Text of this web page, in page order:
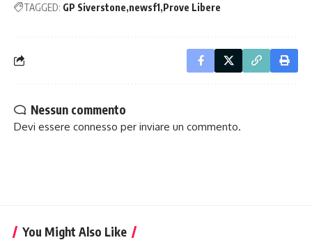
TAGGED: GP Siverstone newsf1 Prove Libere
Nessun commento
Devi essere connesso per inviare un commento.
You Might Also Like